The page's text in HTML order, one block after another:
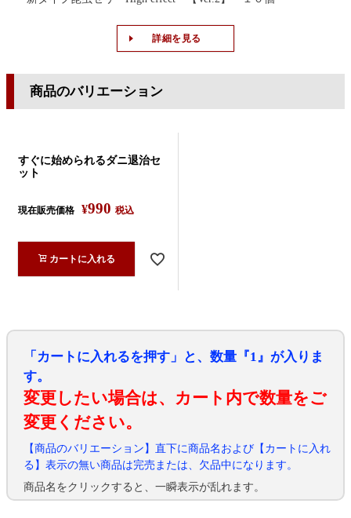
詳細を見る
商品のバリエーション
すぐに始められるダニ退治セ
ット
現在販売価格 ¥990 税込
カートに入れる
「カートに入れるを押す」と、数量『1』が入りま
す。
変更したい場合は、カート内で数量をご
変更ください。
【商品のバリエーション】直下に商品名および【カートに入れ
る】表示の無い商品は完売または、欠品中になります。
商品名をクリックすると、一瞬表示が乱れます。